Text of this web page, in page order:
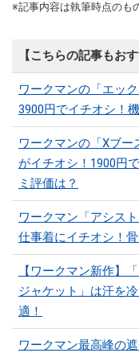
※記事内容は執筆時点のも
【こちらの記事もおす
ワークマンの「エッ
3900円でイチオシ！
ワークマンの「Xブー
がイチオシ！1900円
ミ評価は？
ワークマン「アシス
仕事着にイチオシ！
【ワークマン新作】
ジャケット」は汗を
適！
ワークマン最高峰の